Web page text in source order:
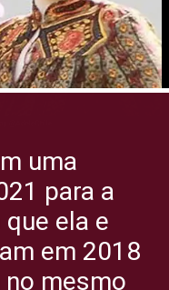
uma
para a
ela e
em 2018
no mesmo